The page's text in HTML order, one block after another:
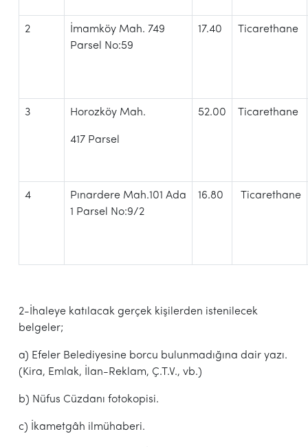
2
İmamköy Mah. 749
Parsel No:59
17.40 Ticarethane
3 Horozköy Mah.
417 Parsel
52.00 Ticarethane
4
Pınardere Mah.101 Ada
1 Parsel No:9/2
16.80 Ticarethane
2-İhaleye katılacak gerçek kişilerden istenilecek
belgeler;
a) Efeler Belediyesine borcu bulunmadığına dair yazı.
(Kira, Emlak, İlan-Reklam, Ç.T.V., vb.)
b) Nüfus Cüzdanı fotokopisi.
c) İkametgâh ilmühaberi.